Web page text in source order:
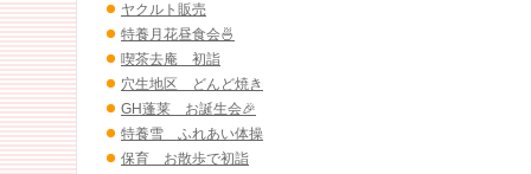
ヤクルト販売
特養月花昼食会🍜
喫茶去庵 初詣
穴生地区 どんど焼き
GH蓬莱 お誕生会🎉
特養雪 ふれあい体操
保育 お散歩で初詣